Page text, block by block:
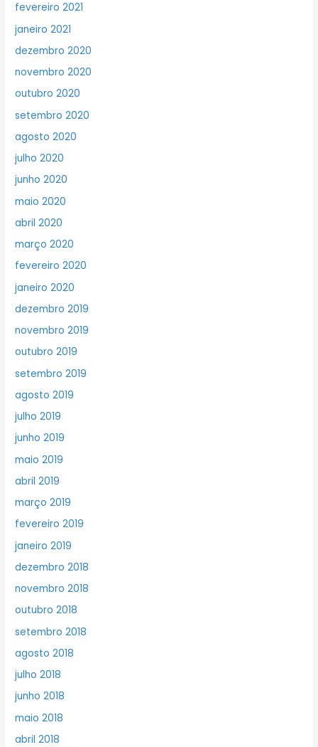
fevereiro 2021
janeiro 2021
dezembro 2020
novembro 2020
outubro 2020
setembro 2020
agosto 2020
julho 2020
junho 2020
maio 2020
abril 2020
março 2020
fevereiro 2020
janeiro 2020
dezembro 2019
novembro 2019
outubro 2019
setembro 2019
agosto 2019
julho 2019
junho 2019
maio 2019
abril 2019
março 2019
fevereiro 2019
janeiro 2019
dezembro 2018
novembro 2018
outubro 2018
setembro 2018
agosto 2018
julho 2018
junho 2018
maio 2018
abril 2018